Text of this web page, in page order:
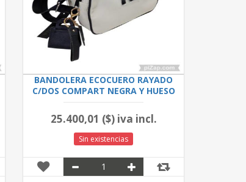
BANDOLERA ECOCUERO RAYADO
C/DOS COMPART NEGRA Y HUESO
4.26
25.400,01 ($) iva incl.
Sin existencias